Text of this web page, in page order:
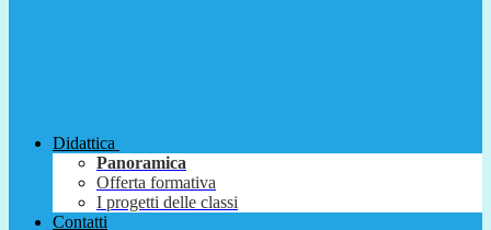
Didattica
Panoramica
Offerta formativa
I progetti delle classi
Contatti